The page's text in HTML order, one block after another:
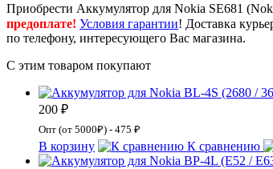
Приобрести Аккумулятор для Nokia SE681
предоплате! Условия гарантии! Доставка
по телефону, интересующего Вас магазина.
С этим товаром покупают
200 ₽
Опт (от 5000₽) - 475 ₽
В корзину К сравнению